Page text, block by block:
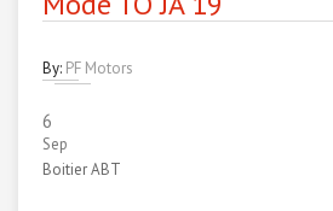
By: PF Motors
6
Sep
Boitier ABT